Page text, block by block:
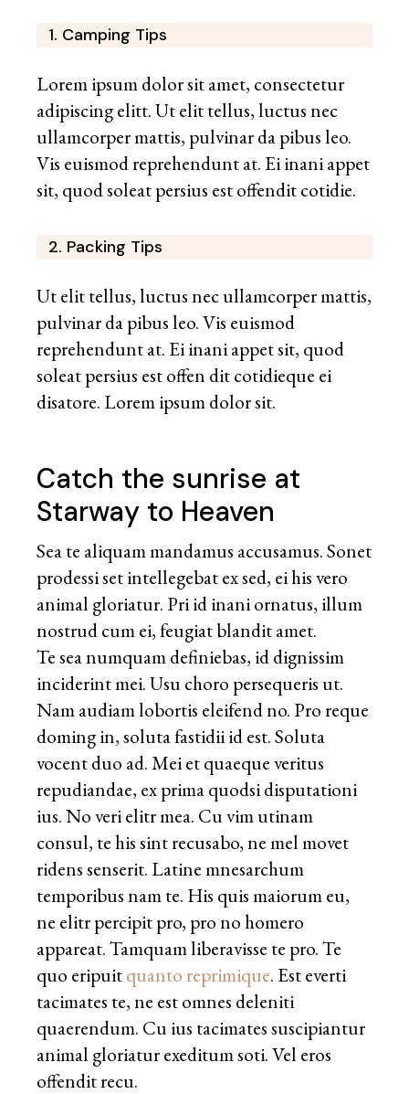
1. Camping Tips
Lorem ipsum dolor sit amet, consectetur
adipiscing elitt. Ut elit tellus, luctus nec
ullamcorper mattis, pulvinar da pibus leo.
Vis euismod reprehendunt at. Ei inani appet
sit, quod soleat persius est offendit cotidie.
2. Packing Tips
Ut elit tellus, luctus nec ullamcorper mattis,
pulvinar da pibus leo. Vis euismod
reprehendunt at. Ei inani appet sit, quod
soleat persius est offen dit cotidieque ei
disatore. Lorem ipsum dolor sit.
Catch the sunrise at
Starway to Heaven
Sea te aliquam mandamus accusamus. Sonet
prodessi set intellegebat ex sed, ei his vero
animal gloriatur. Pri id inani ornatus, illum
nostrud cum ei, feugiat blandit amet.
Te sea numquam definiebas, id dignissim
inciderint mei. Usu choro persequeris ut.
Nam audiam lobortis eleifend no. Pro reque
doming in, soluta fastidii id est. Soluta
vocent duo ad. Mei et quaeque veritus
repudiandae, ex prima quodsi disputationi
ius. No veri elitr mea. Cu vim utinam
consul, te his sint recusabo, ne mel movet
ridens senserit. Latine mnesarchum
temporibus nam te. His quis maiorum eu,
ne elitr percipit pro, pro no homero
appareat. Tamquam liberavisse te pro. Te
quo eripuitquanto reprimique. Est everti
tacimates te, ne est omnes deleniti
quaerendum. Cu ius tacimates suscipiantur
animal gloriatur exeditum soti. Vel eros
offendit recu.